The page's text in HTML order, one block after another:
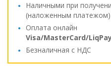
Наличными при
(наложенным платежом)
Оплата онлайн
Visa/MasterCard/
Безналичная с НДС